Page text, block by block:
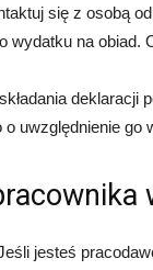
się z osobą
wydatku na obiad.
deklaracji
uwzględnienie go
jesteś